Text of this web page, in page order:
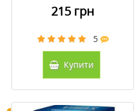
215 грн
5
Купити